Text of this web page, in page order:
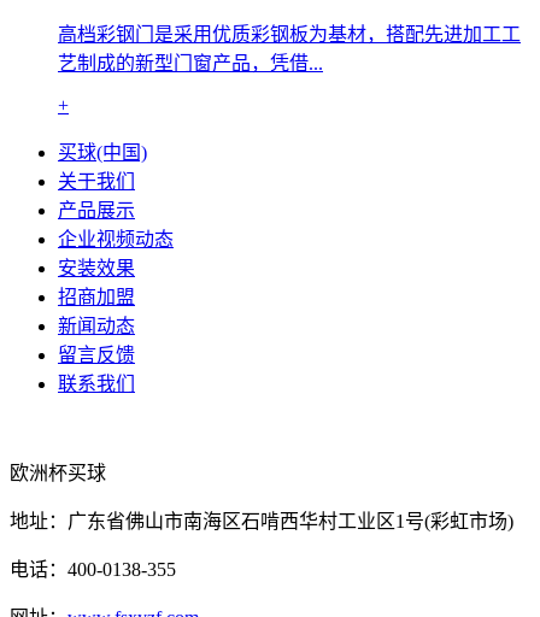
高档彩钢门是采用优质彩钢板为基材，搭配先进加工工
艺制成的新型门窗产品，凭借...
+
买球(中国)
关于我们
产品展示
企业视频动态
安装效果
招商加盟
新闻动态
留言反馈
联系我们
欧洲杯买球
地址：广东省佛山市南海区石啃西华村工业区1号(彩虹市场)
电话：400-0138-355